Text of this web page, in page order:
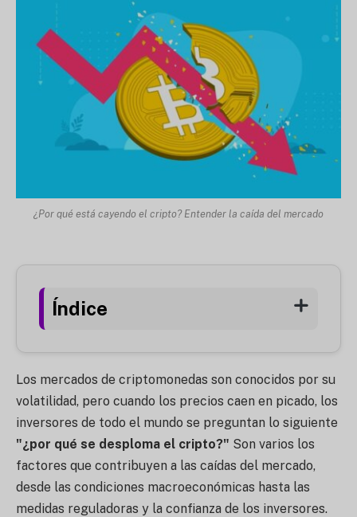
¿Por qué está cayendo el cripto? Entender la caída del mercado
Índice
Los mercados de criptomonedas son conocidos por su
volatilidad, pero cuando los precios caen en picado, los
inversores de todo el mundo se preguntan lo siguiente
"¿por qué se desploma el cripto?" Son varios los
factores que contribuyen a las caídas del mercado,
desde las condiciones macroeconómicas hasta las
medidas reguladoras y la confianza de los inversores.